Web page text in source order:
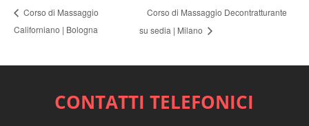
Corso di Massaggio
Californiano | Bologna
Corso di Massaggio Decontratturante
su sedia | Milano
CONTATTI TELEFONICI